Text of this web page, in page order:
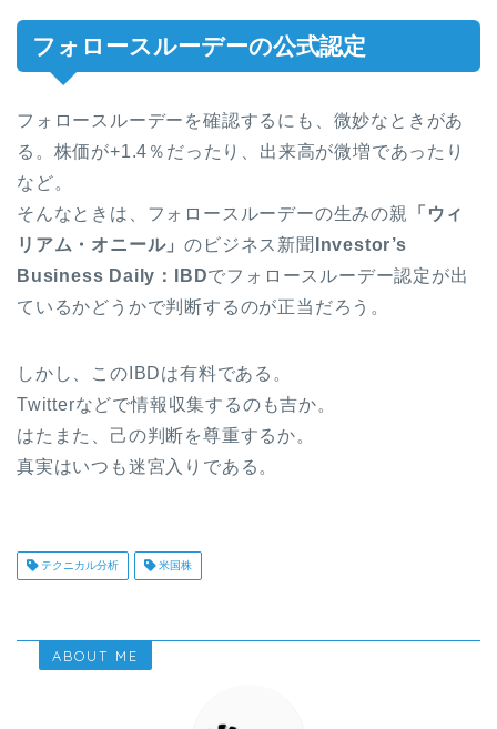
フォロースルーデーの公式認定
フォロースルーデーを確認するにも、微妙なときがあ
る。株価が+1.4％だったり、出来高が微増であったり
など。
そんなときは、フォロースルーデーの生みの親
「ウィ
リアム・オニール」のビジネス新聞 Investor’s
Business Daily：IBDでフォロースルーデー認定が出
ているかどうかで判断するのが正当だろう。
しかし、このIBDは有料である。
Twitterなどで情報収集するのも吉か。
はたまた、己の判断を尊重するか。
真実はいつも迷宮入りである。
テクニカル分析 米国株
ABOUT ME